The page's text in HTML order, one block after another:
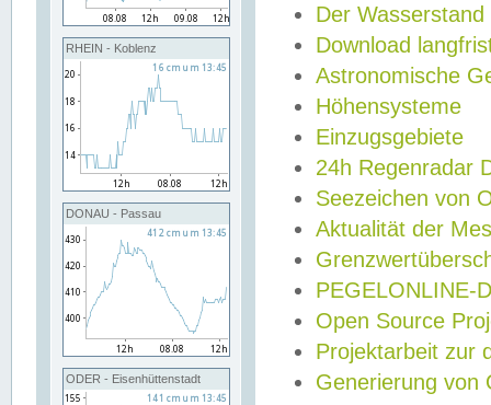
RHEIN - Koblenz
DONAU - Passau
ODER - Eisenhüttenstadt
Der Wasserstand
Download
Astronomische
Höhensysteme
Einzugsgebiete
24h Regenradar
Seezeichen von
Aktualität der
PEGELONLINE-
Open Source
Projektarbeit zur
Generierung von